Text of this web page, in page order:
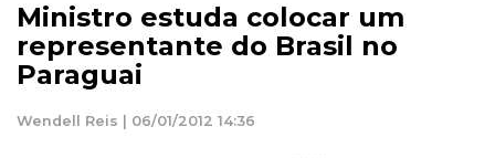
Ministro estuda colocar um
representante do Brasil no
Paraguai
Wendell Reis | 06/01/2012 14:36